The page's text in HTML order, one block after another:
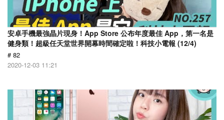
安卓手機最強晶片現身！App Store 公布年度最佳 App，第一名是
健身類！超級任天堂世界開幕時間確定啦！科技小電報 (12/4)
# 82
2020-12-03 11:21